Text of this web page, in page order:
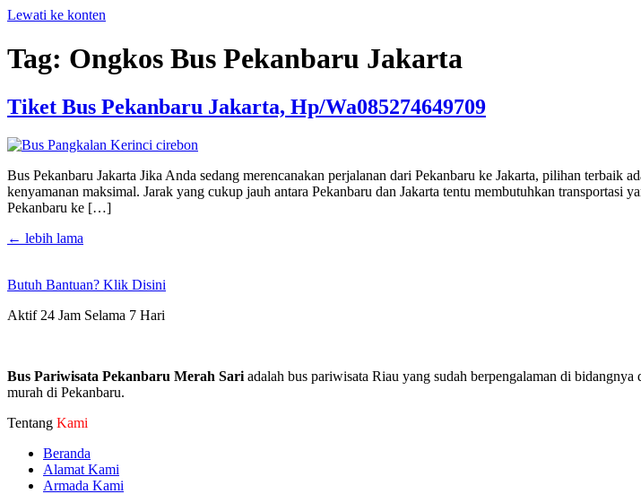
Lewati ke konten
Tag: Ongkos Bus Pekanbaru Jakarta
Tiket Bus Pekanbaru Jakarta, Hp/Wa085274649709
Bus Pekanbaru Jakarta Jika Anda sedang merencanakan perjalanan dari Pekanbaru ke Jakarta, pilihan terbaik
kenyamanan maksimal. Jarak yang cukup jauh antara Pekanbaru dan Jakarta tentu membutuhkan transportasi
Pekanbaru ke […]
← lebih lama
Butuh Bantuan? Klik Disini
Aktif 24 Jam Selama 7 Hari
Bus Pariwisata Pekanbaru Merah Sari adalah bus pariwisata Riau yang sudah berpengalaman di
murah di Pekanbaru.
Tentang Kami
Beranda
Alamat Kami
Armada Kami